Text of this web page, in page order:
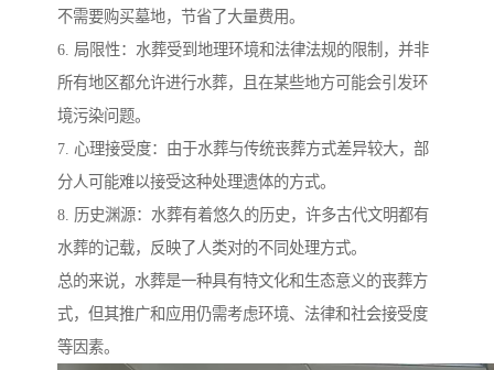
不需要购买墓地，节省了大量费用。
6. 局限性：水葬受到地理环境和法律法规的限制，并非
所有地区都允许进行水葬，且在某些地方可能会引发环
境污染问题。
7. 心理接受度：由于水葬与传统丧葬方式差异较大，部
分人可能难以接受这种处理遗体的方式。
8. 历史渊源：水葬有着悠久的历史，许多古代文明都有
水葬的记载，反映了人类对的不同处理方式。
总的来说，水葬是一种具有特文化和生态意义的丧葬方
式，但其推广和应用仍需考虑环境、法律和社会接受度
等因素。